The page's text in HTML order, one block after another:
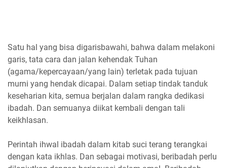
Satu hal yang bisa digarisbawahi, bahwa dalam melakoni
garis, tata cara dan jalan kehendak Tuhan
(agama/kepercayaan/yang lain) terletak pada tujuan
murni yang hendak dicapai. Dalam setiap tindak tanduk
keseharian kita, semua berjalan dalam rangka dedikasi
ibadah. Dan semuanya diikat kembali dengan tali
keikhlasan.
Perintah ihwal ibadah dalam kitab suci terang terangkai
dengan kata ikhlas. Dan sebagai motivasi, beribadah perlu